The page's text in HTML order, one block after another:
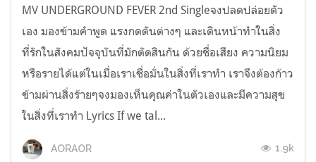
MV UNDERGROUND FEVER 2nd Singleจงปลดปล่อยตัว
เอง มองข้ามคำพูด แรงกดดันต่างๆ และเดินหน้าทำในสิ่ง
ที่รักในสังคมปัจจุบันที่มักตัดสินกัน ด้วยชื่อเสียง ความนิยม
หรือรายได้แต่ในเมื่อเราเชื่อมั่นในสิ่งที่เราทำ เราจึงต้องก้าว
ข้ามผ่านสิ่งร้ายๆจงมองเห็นคุณค่าในตัวเองและมีความสุข
ในสิ่งที่เราทำ Lyrics If we tal...
AORAOR 1.9k